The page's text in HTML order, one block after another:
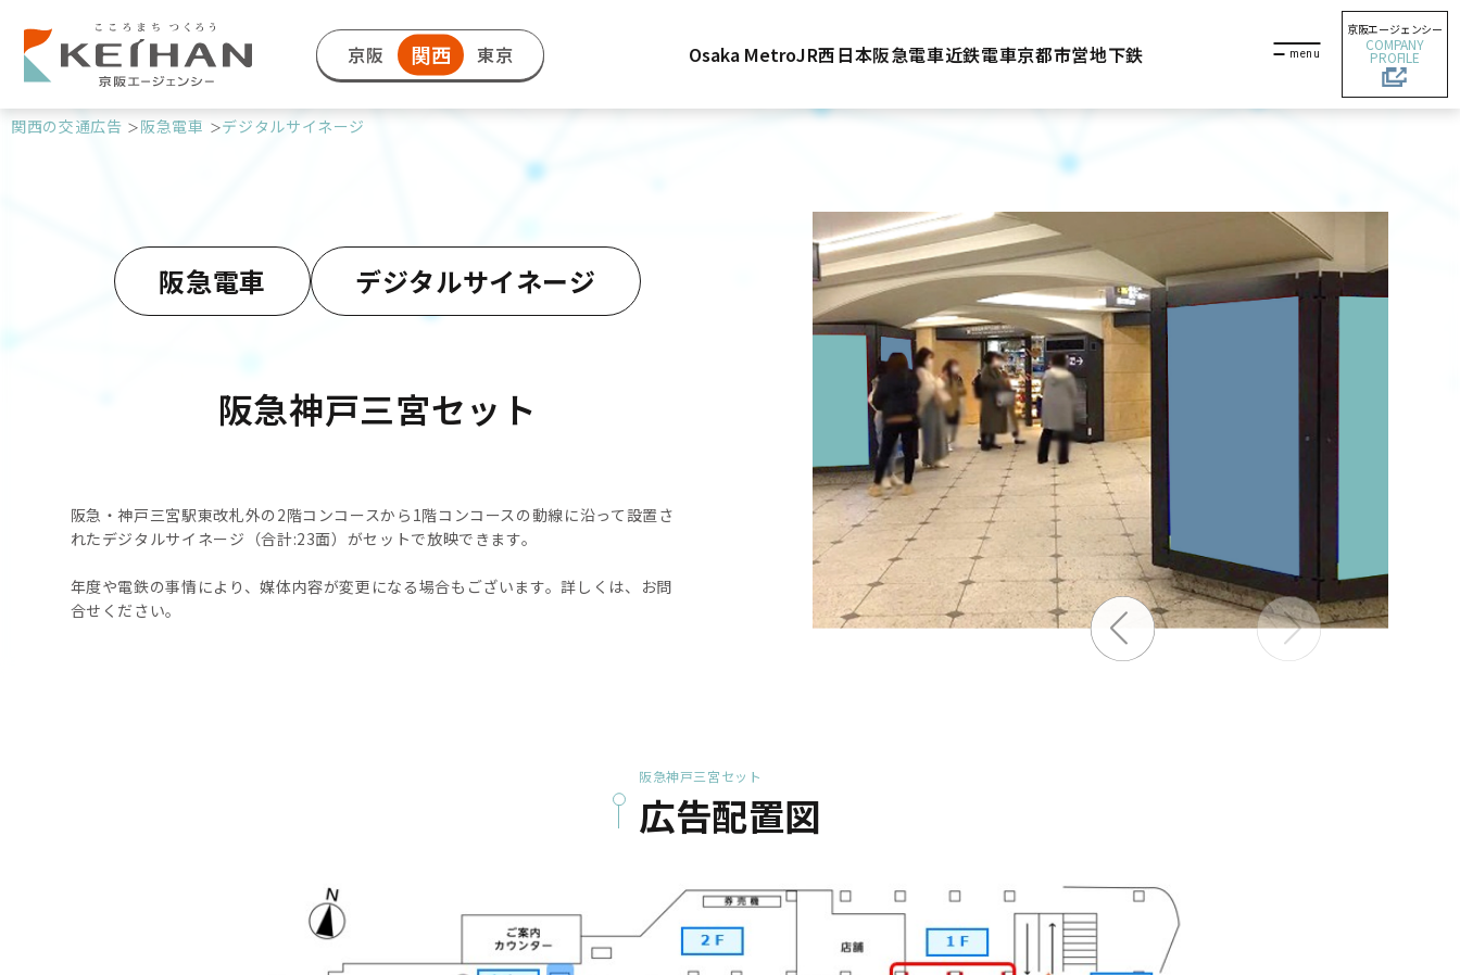
京阪 関西 東京 Osaka MetroJR西日本阪急電車近鉄電車京都市営地下鉄
京阪エージェンシー
COMPANY
PROFILE
関西の交通広告 阪急電車 デジタルサイネージ
阪急電車 デジタルサイネージ
阪急神戸三宮セット
阪急・神戸三宮駅東改札外の2階コンコースから1階コンコースの動線に沿って設置さ
れたデジタルサイネージ（合計:23面）がセットで放映できます。
年度や電鉄の事情により、媒体内容が変更になる場合もございます。詳しくは、お問
合せください。
阪急神戸三宮セット
広告配置図